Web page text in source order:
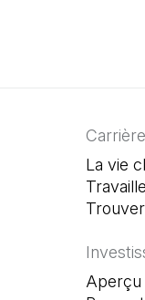
La vie
Aperçu